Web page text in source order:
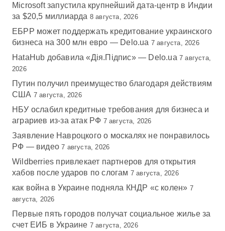
Microsoft запустила крупнейший дата-центр в Индии
за $20,5 миллиарда 8 августа, 2026
ЕБРР может поддержать кредитование украинского
бизнеса на 300 млн евро — Delo.ua 7 августа, 2026
HataHub добавила «Дія.Підпис» — Delo.ua 7 августа,
2026
Путин получил преимущество благодаря действиям
США 7 августа, 2026
НБУ ослабил кредитные требования для бизнеса и
аграриев из-за атак РФ 7 августа, 2026
Заявление Навроцкого о москалях не понравилось
РФ — видео 7 августа, 2026
Wildberries привлекает партнеров для открытия
хабов после ударов по слогам 7 августа, 2026
как война в Украине подняла КНДР «с колен» 7
августа, 2026
Первые пять городов получат социальное жилье за
счет ЕИБ в Украине 7 августа, 2026